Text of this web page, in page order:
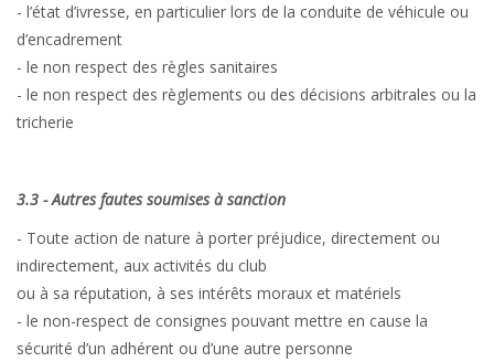
- l’état d’ivresse, en particulier lors de la conduite de véhicule ou
d’encadrement
- le non respect des règles sanitaires
- le non respect des règlements ou des décisions arbitrales ou la
tricherie
3.3 - Autres fautes soumises à sanction
- Toute action de nature à porter préjudice, directement ou
indirectement, aux activités du club
ou à sa réputation, à ses intérêts moraux et matériels
- le non-respect de consignes pouvant mettre en cause la
sécurité d’un adhérent ou d’une autre personne